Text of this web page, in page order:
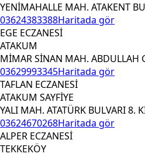
YENİMAHALLE MAH. ATAKENT
03624383388Haritada gör
EGE ECZANESİ
ATAKUM
MİMAR SİNAN MAH. ABDULLAH
03629993345Haritada gör
TAFLAN ECZANESİ
ATAKUM SAYFİYE
YALI MAH. ATATÜRK BULVARI 8.
03624670268Haritada gör
ALPER ECZANESİ
TEKKEKÖY